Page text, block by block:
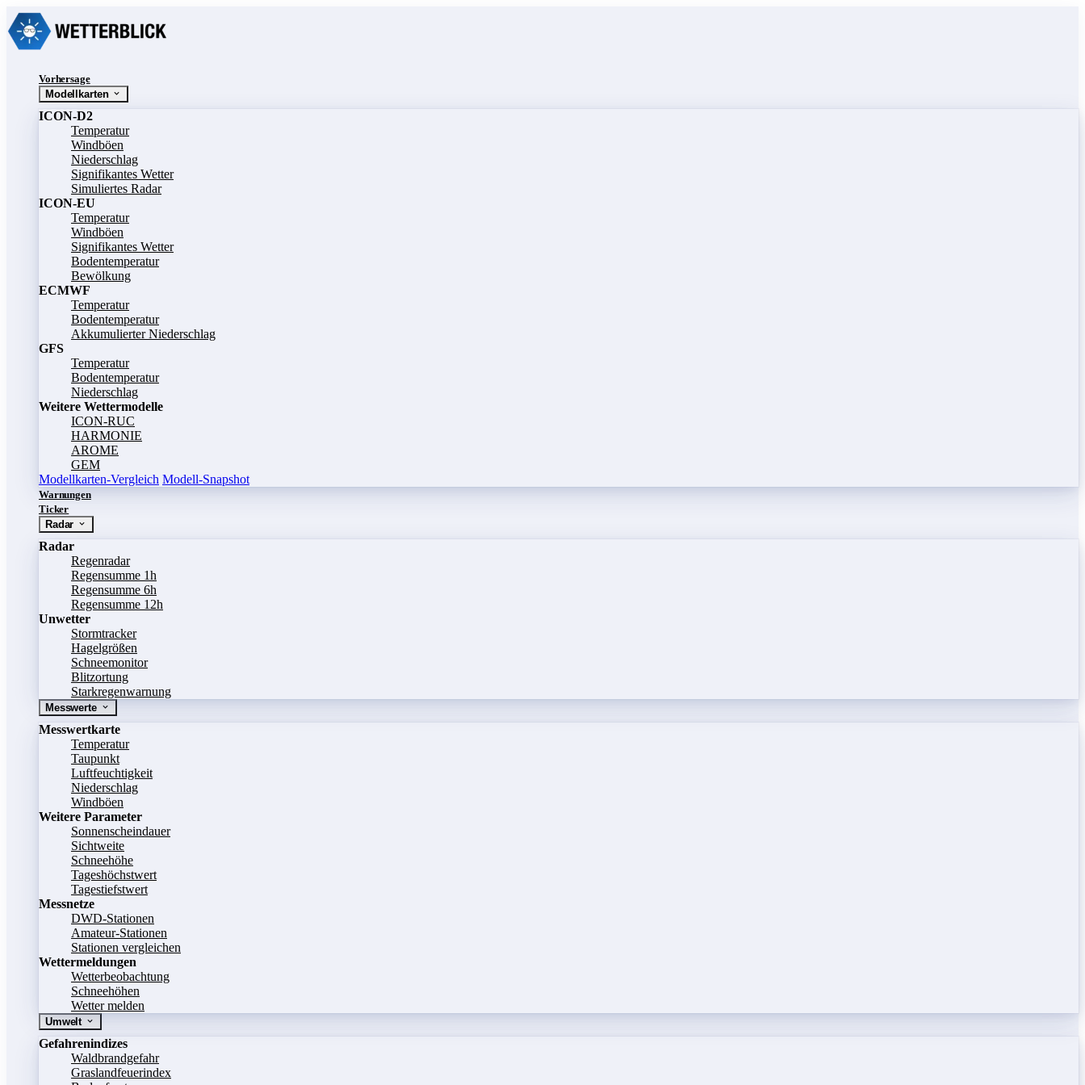
Vorhersage
Modellkarten
ICON-D2
Temperatur
Windböen
Niederschlag
Signifikantes Wetter
Simuliertes Radar
ICON-EU
Temperatur
Windböen
Signifikantes Wetter
Bodentemperatur
Bewölkung
ECMWF
Temperatur
Bodentemperatur
Akkumulierter Niederschlag
GFS
Temperatur
Bodentemperatur
Niederschlag
Weitere Wettermodelle
ICON-RUC
HARMONIE
AROME
GEM
Modellkarten-Vergleich Modell-Snapshot
Warnungen
Ticker
Radar
Radar
Regenradar
Regensumme 1h
Regensumme 6h
Regensumme 12h
Unwetter
Stormtracker
Hagelgrößen
Schneemonitor
Blitzortung
Starkregenwarnung
Messwerte
Messwertkarte
Temperatur
Taupunkt
Luftfeuchtigkeit
Niederschlag
Windböen
Weitere Parameter
Sonnenscheindauer
Sichtweite
Schneehöhe
Tageshöchstwert
Tagestiefstwert
Messnetze
DWD-Stationen
Amateur-Stationen
Stationen vergleichen
Wettermeldungen
Wetterbeobachtung
Schneehöhen
Wetter melden
Umwelt
Gefahrenindizes
Waldbrandgefahr
Graslandfeuerindex